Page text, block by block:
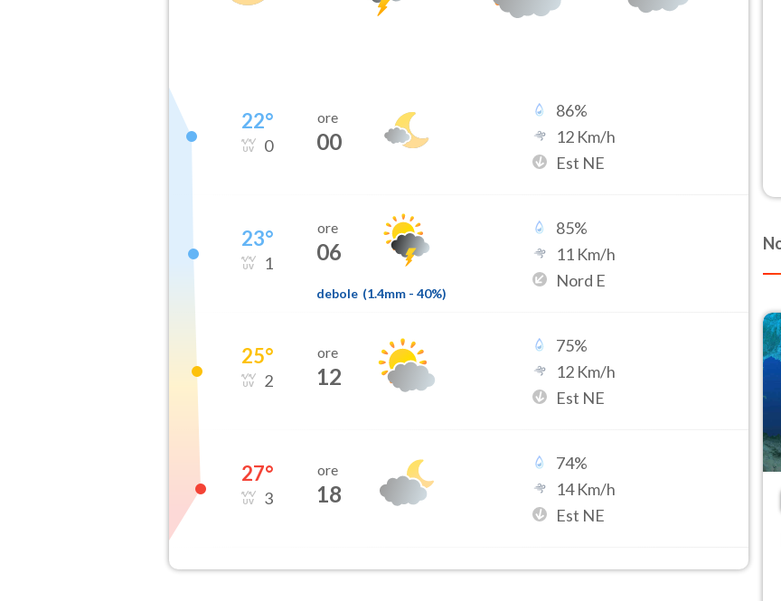
22°
0
ore
00
86%
12 Km/h
Est NE
23°
1
ore
06
debole (1.4mm - 40%)
85%
11 Km/h
Nord E
25°
2
ore
12
75%
12 Km/h
Est NE
27°
3
ore
18
74%
14Km/h
Est NE